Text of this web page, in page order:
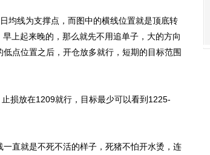
线为支撑点，而图中的横线位置就是顶底转
上起来晚的，那么就先不用追单子，大的方向
点位置之后，开仓放多就行，短期的目标范围
放在1209就行，目标最少可以看到1225-
直就是不死不活的样子，死猪不怕开水烫，连